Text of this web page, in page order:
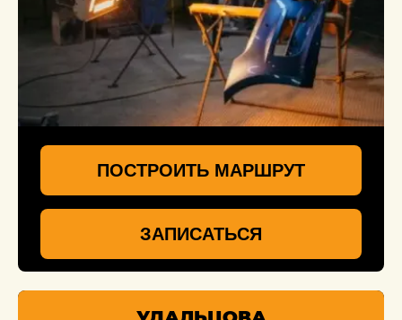
ПОСТРОИТЬ МАРШРУТ
ЗАПИСАТЬСЯ